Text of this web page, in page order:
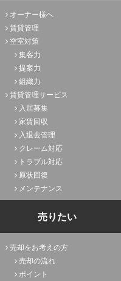
オーナー様へ
賃貸管理
空室対策
集客力
提案力
組織力
賃貸管理サービス
入居募集
家賃回収
入退去管理
クレーム対応
トラブル対応
原状回復
メンテナンス
売りたい
売却をお考えの方
売却の流れ
ポイント